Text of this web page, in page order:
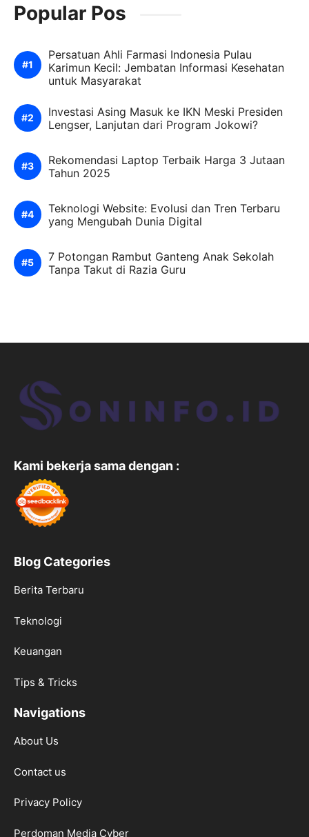
Popular Pos
Persatuan Ahli Farmasi Indonesia Pulau
Karimun Kecil: Jembatan Informasi Kesehatan
untuk Masyarakat
Investasi Asing Masuk ke IKN Meski Presiden
Lengser, Lanjutan dari Program Jokowi?
Rekomendasi Laptop Terbaik Harga 3 Jutaan
Tahun 2025
Teknologi Website: Evolusi dan Tren Terbaru
yang Mengubah Dunia Digital
7 Potongan Rambut Ganteng Anak Sekolah
Tanpa Takut di Razia Guru
Kami bekerja sama dengan :
Blog Categories
Berita Terbaru
Teknologi
Keuangan
Tips & Tricks
Navigations
About Us
Contact us
Privacy Policy
Perdoman Media Cyber